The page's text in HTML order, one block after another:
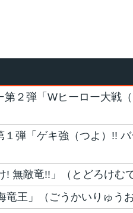
２弾「Wヒーロー大戦
弾「ゲキ強（つよ）!! バ
無敵竜!!」（とどろけむ
王」（ごうかいりゅうお